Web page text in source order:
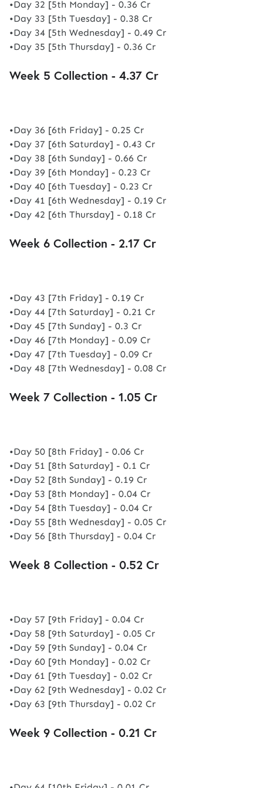
•Day 32 [5th Monday] - 0.36 Cr
•Day 33 [5th Tuesday] - 0.38 Cr
•Day 34 [5th Wednesday] - 0.49 Cr
•Day 35 [5th Thursday] - 0.36 Cr
Week 5 Collection - 4.37 Cr
•Day 36 [6th Friday] - 0.25 Cr
•Day 37 [6th Saturday] - 0.43 Cr
•Day 38 [6th Sunday] - 0.66 Cr
•Day 39 [6th Monday] - 0.23 Cr
•Day 40 [6th Tuesday] - 0.23 Cr
•Day 41 [6th Wednesday] - 0.19 Cr
•Day 42 [6th Thursday] - 0.18 Cr
Week 6 Collection - 2.17 Cr
•Day 43 [7th Friday] - 0.19 Cr
•Day 44 [7th Saturday] - 0.21 Cr
•Day 45 [7th Sunday] - 0.3 Cr
•Day 46 [7th Monday] - 0.09 Cr
•Day 47 [7th Tuesday] - 0.09 Cr
•Day 48 [7th Wednesday] - 0.08 Cr
Week 7 Collection - 1.05 Cr
•Day 50 [8th Friday] - 0.06 Cr
•Day 51 [8th Saturday] - 0.1 Cr
•Day 52 [8th Sunday] - 0.19 Cr
•Day 53 [8th Monday] - 0.04 Cr
•Day 54 [8th Tuesday] - 0.04 Cr
•Day 55 [8th Wednesday] - 0.05 Cr
•Day 56 [8th Thursday] - 0.04 Cr
Week 8 Collection - 0.52 Cr
•Day 57 [9th Friday] - 0.04 Cr
•Day 58 [9th Saturday] - 0.05 Cr
•Day 59 [9th Sunday] - 0.04 Cr
•Day 60 [9th Monday] - 0.02 Cr
•Day 61 [9th Tuesday] - 0.02 Cr
•Day 62 [9th Wednesday] - 0.02 Cr
•Day 63 [9th Thursday] - 0.02 Cr
Week 9 Collection - 0.21 Cr